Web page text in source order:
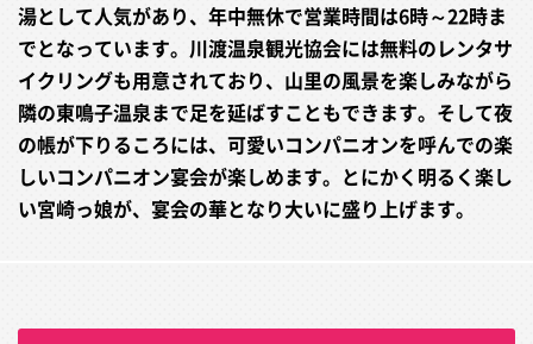
湯として人気があり、年中無休で営業時間は6時～22時ま
でとなっています。川渡温泉観光協会には無料のレンタサ
イクリングも用意されており、山里の風景を楽しみながら
隣の東鳴子温泉まで足を延ばすこともできます。そして夜
の帳が下りるころには、可愛いコンパニオンを呼んでの楽
しいコンパニオン宴会が楽しめます。とにかく明るく楽し
い宮崎っ娘が、宴会の華となり大いに盛り上げます。